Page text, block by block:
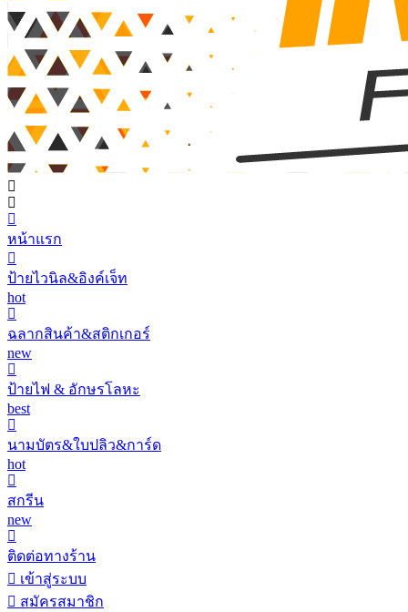
หน้าแรก
ป้ายไวนิล&อิงค์เจ็ท
hot
ฉลากสินค้า&สติกเกอร์
new
ป้ายไฟ & อักษรโลหะ
best
นามบัตร&ใบปลิว&การ์ด
hot
สกรีน
new
ติดต่อทางร้าน
เข้าสู่ระบบ
สมัครสมาชิก